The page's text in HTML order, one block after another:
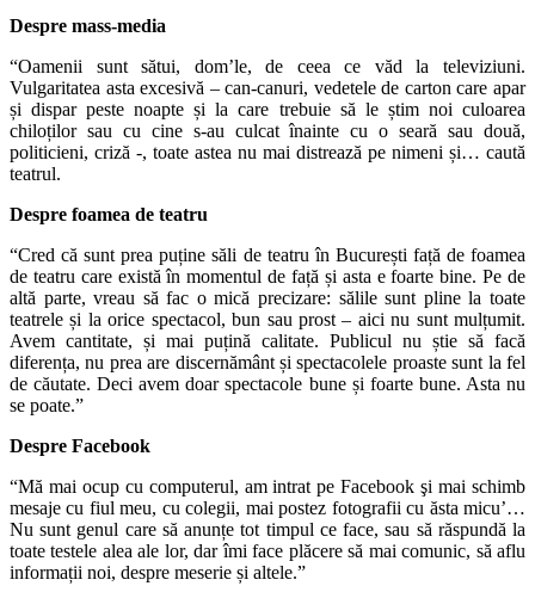
Despre mass-media
“Oamenii sunt sătui, dom’le, de ceea ce văd la televiziuni.
Vulgaritatea asta excesivă – can-canuri, vedetele de carton care apar
și dispar peste noapte și la care trebuie să le știm noi culoarea
chiloților sau cu cine s-au culcat înainte cu o seară sau două,
politicieni, criză -, toate astea nu mai distrează pe nimeni și… caută
teatrul.
Despre foamea de teatru
“Cred că sunt prea puține săli de teatru în București față de foamea
de teatru care există în momentul de față și asta e foarte bine. Pe de
altă parte, vreau să fac o mică precizare: sălile sunt pline la toate
teatrele și la orice spectacol, bun sau prost – aici nu sunt mulțumit.
Avem cantitate, și mai puțină calitate. Publicul nu știe să facă
diferența, nu prea are discernământ și spectacolele proaste sunt la fel
de căutate. Deci avem doar spectacole bune și foarte bune. Asta nu
se poate.”
Despre Facebook
“Mă mai ocup cu computerul, am intrat pe Facebook şi mai schimb
mesaje cu fiul meu, cu colegii, mai postez fotografii cu ăsta micu’…
Nu sunt genul care să anunțe tot timpul ce face, sau să răspundă la
toate testele alea ale lor, dar îmi face plăcere să mai comunic, să aflu
informații noi, despre meserie și altele.”